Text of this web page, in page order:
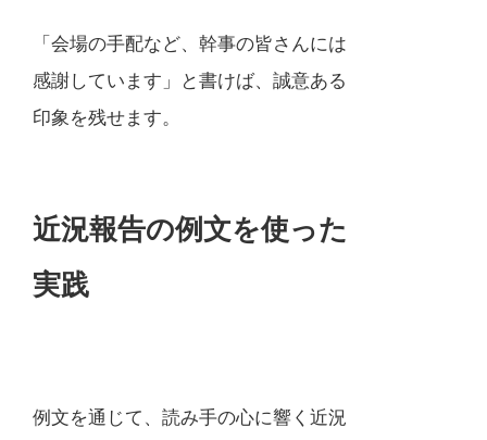
「会場の手配など、幹事の皆さんには
感謝しています」と書けば、誠意ある
印象を残せます。
近況報告の例文を使った
実践
例文を通じて、読み手の心に響く近況